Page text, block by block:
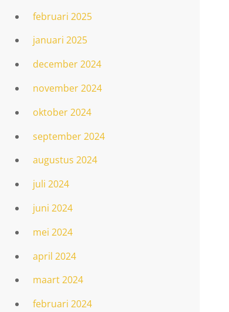
februari 2025
januari 2025
december 2024
november 2024
oktober 2024
september 2024
augustus 2024
juli 2024
juni 2024
mei 2024
april 2024
maart 2024
februari 2024